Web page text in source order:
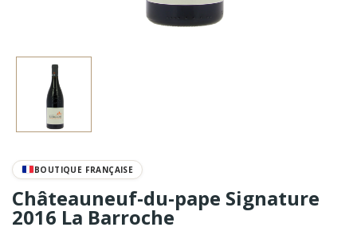
BOUTIQUE FRANÇAISE
Châteauneuf-du-pape Signature
2016 La Barroche